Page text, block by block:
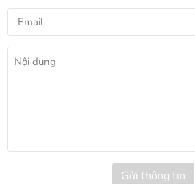
Gửi thông tin